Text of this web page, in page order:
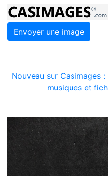
Envoyer une image
Nouveau sur Casimages
musiques et